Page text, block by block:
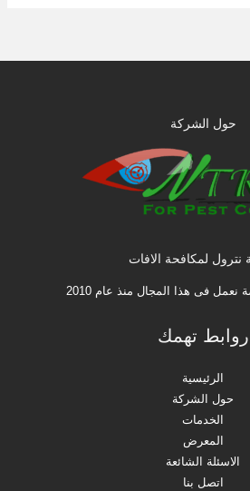
حول الشركة
لمكافحة الافات
فى هذا المجال منذ عام 2010
روابط تهمك
الرئيسية
حول الشركة
الخدمات
المعرض
الاسئلة الشائعة
اتصل بنا